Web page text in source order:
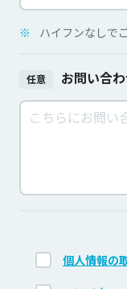
※ ハイフンなしで
任意 お問い合
個人情報の